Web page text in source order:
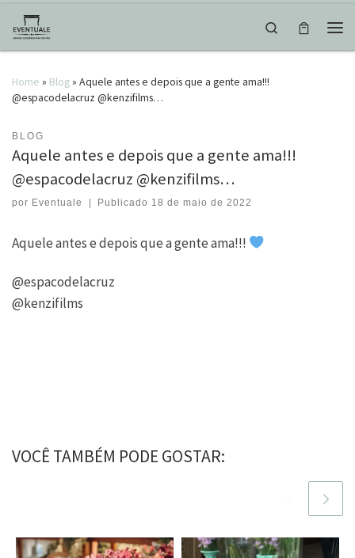
Skip to content
Search
Home » Blog» Aquele antes e depois que a gente ama!!!
@espacodelacruz @kenzifilms…
BLOG
Aquele antes e depois que a gente ama!!!
@espacodelacruz @kenzifilms…
por Eventuale Publicado 18 de maio de 2022
Aquele antes e depois que a gente ama!!!
@espacodelacruz
@kenzifilms
VOCÊ TAMBÉM PODE GOSTAR: